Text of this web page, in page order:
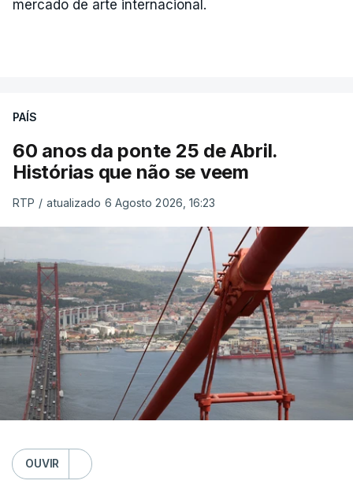
mercado de arte internacional.
PAÍS
60 anos da ponte 25 de Abril.
Histórias que não se veem
RTP / atualizado 6 Agosto 2026, 16:23
OUVIR